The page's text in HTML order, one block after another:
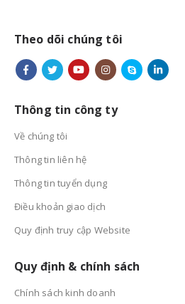
Theo dõi chúng tôi
Thông tin công ty
Về chúng tôi
Thông tin liên hệ
Thông tin tuyển dụng
Điều khoản giao dịch
Quy định truy cập Website
Quy định & chính sách
Chính sách kinh doanh